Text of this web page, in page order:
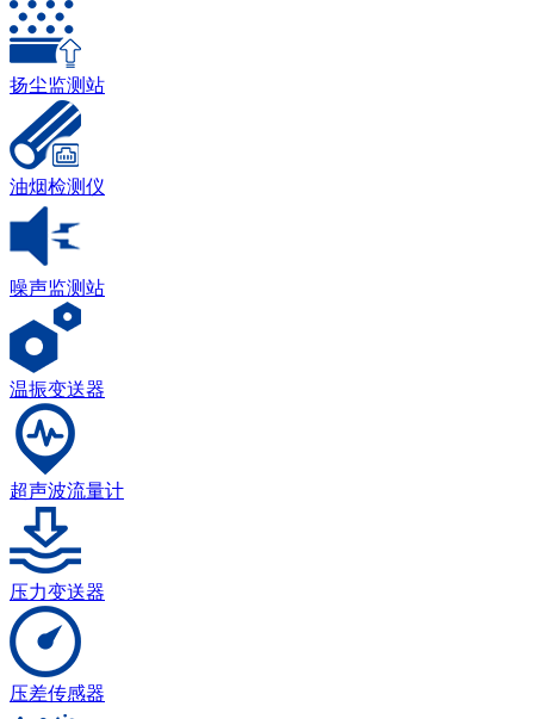
扬尘监测站
油烟检测仪
噪声监测站
温振变送器
超声波流量计
压力变送器
压差传感器